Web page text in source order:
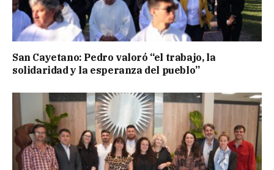
San Cayetano: Pedro valoró “el trabajo, la
solidaridad y la esperanza del pueblo”